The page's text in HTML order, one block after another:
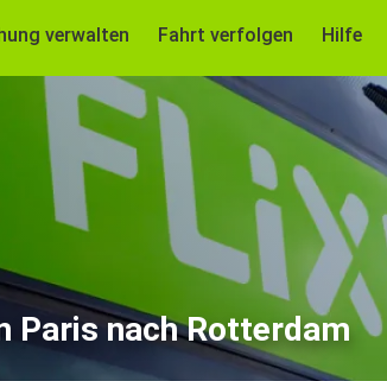
verwalten Fahrt verfolgen Hilfe
Paris nach Rotterdam